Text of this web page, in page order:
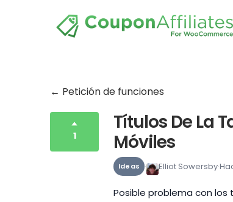
← Petición de funciones
1
Títulos De La
Móviles
Ideas Elliot Sowersby
Posible problema con